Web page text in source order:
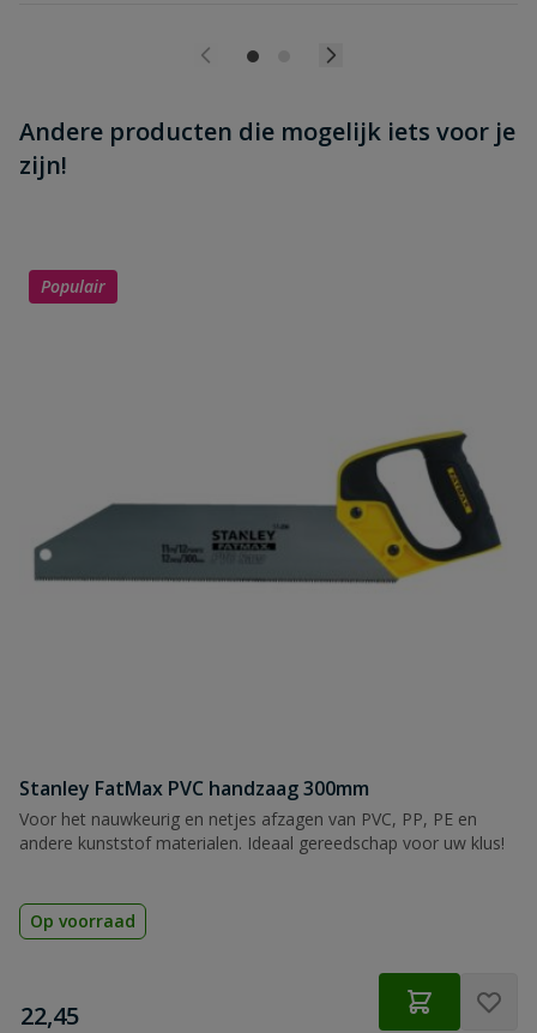
Andere producten die mogelijk iets voor je
zijn!
Populair
Stanley FatMax PVC handzaag 300mm
Voor het nauwkeurig en netjes afzagen van PVC, PP, PE en
andere kunststof materialen. Ideaal gereedschap voor uw klus!
Op voorraad
€
22,45